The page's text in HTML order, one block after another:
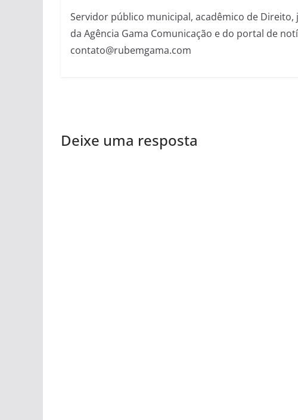
Servidor público municipal, acadêmico de Direito,
da Agência Gama Comunicação e do portal de
contato@rubemgama.com
Deixe uma resposta